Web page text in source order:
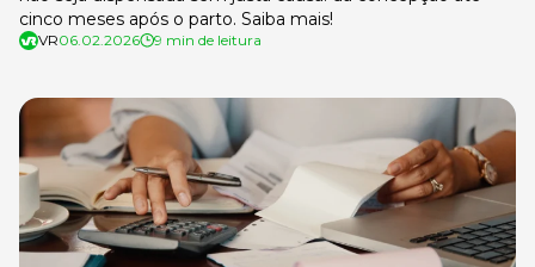
cinco meses após o parto. Saiba mais!
VR06.02.2026 9 min de leitura